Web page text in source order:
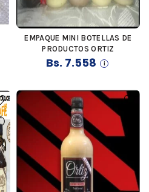
COMPRAR
EMPAQUE MINI BOTELLAS DE
PRODUCTOS ORTIZ
Bs. 7.558